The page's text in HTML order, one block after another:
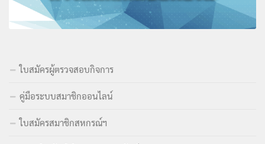
ใบสมัครผู้ตรวจสอบกิจการ
คู่มือระบบสมาชิกออนไลน์
ใบสมัครสมาชิกสหกรณ์ฯ